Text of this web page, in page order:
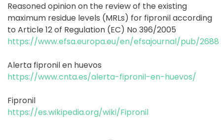
Reasoned opinion on the review of the existing
maximum residue levels (MRLs) for fipronil according
to Article 12 of Regulation (EC) No 396/2005
https://www.efsa.europa.eu/en/efsajournal/pub/2688
Alerta fipronil en huevos
https://www.cnta.es/alerta-fipronil-en-huevos/
Fipronil
https://es.wikipedia.org/wiki/Fipronil